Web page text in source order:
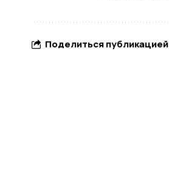
Поделиться публикацией